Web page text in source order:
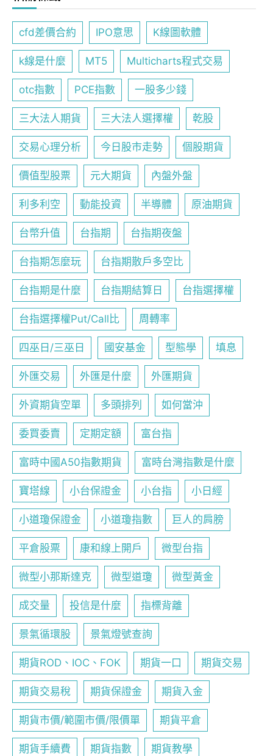
cfd差價合約 IPO意思 K線圖軟體
k線是什麼 MT5 Multicharts程式交易
otc指數 PCE指數 一股多少錢
三大法人期貨 三大法人選擇權 乾股
交易心理分析 今日股市走勢 個股期貨
價值型股票 元大期貨 內盤外盤
利多利空 動能投資 半導體 原油期貨
台幣升值 台指期 台指期夜盤
台指期怎麼玩 台指期散戶多空比
台指期是什麼 台指期結算日 台指選擇權
台指選擇權Put/Call比 周轉率
四巫日/三巫日 國安基金 型態學 填息
外匯交易 外匯是什麼 外匯期貨
外資期貨空單 多頭排列 如何當沖
委買委賣 定期定額 富台指
富時中國A50指數期貨 富時台灣指數是什麼
寶塔線 小台保證金 小台指 小日經
小道瓊保證金 小道瓊指數 巨人的肩膀
平倉股票 康和線上開戶 微型台指
微型小那斯達克 微型道瓊 微型黃金
成交量 投信是什麼 指標背離
景氣循環股 景氣燈號查詢
期貨ROD、IOC、FOK 期貨一口 期貨交易
期貨交易稅 期貨保證金 期貨入金
期貨市價/範圍市價/限價單 期貨平倉
期貨手續費 期貨指數 期貨教學